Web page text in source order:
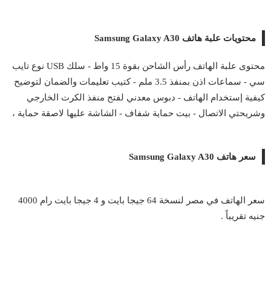
محتويات علبة هاتف Samsung Galaxy A30
محتوى علبة الهاتف رأس الشاحن بقوة 15 واط - سلك USB نوع تايب
سي - سماعات اذن بمنفذ 3.5 ملم - كتيب تعليمات والضمان لتوضيح
كيفية إستخدام الهاتف - دبوس معدني لفتح منفذ الكرت الخارجي
وشريحتي الاتصال - بيت حماية شفاف - الشاشة عليها لاصقة حماية ،
سعر هاتف Samsung Galaxy A30
سعر الهاتف في مصر لنسخة 64 جيجا بايت و 4 جيجا بايت رام 4000
جنيه تقريباً .